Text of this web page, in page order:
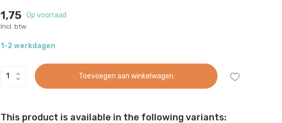
1,75 Op voorraad
Incl. btw
1-2 werkdagen
Toevoegen aan winkelwagen
This product is available in the following variants: